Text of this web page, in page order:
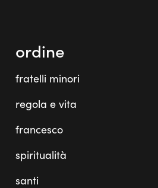
ordine
fratelli minori
regola e vita
francesco
spiritualità
santi